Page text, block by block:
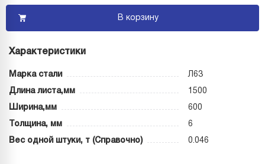
В корзину
Характеристики
Марка стали Л63
Длина листа,мм 1500
Ширина,мм 600
Толщина, мм 6
Вес одной штуки, т (Справочно) 0.046